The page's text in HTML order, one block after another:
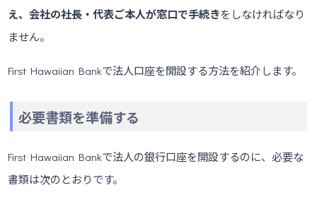
え、会社の社長・代表ご本人が窓口で手続きをしなければなり
ません。
First Hawaiian Bankで法人口座を開設する方法を紹介します。
必要書類を準備する
First Hawaiian Bankで法人の銀行口座を開設するのに、必要な
書類は次のとおりです。